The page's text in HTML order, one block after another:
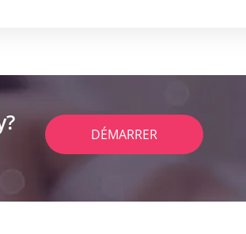
DÉMARRER